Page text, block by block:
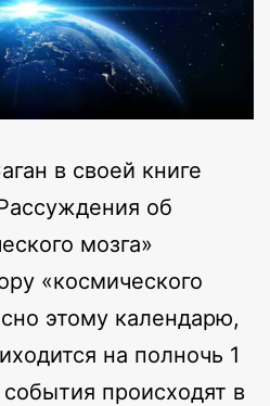
в своей книге
об
мозга»
«космического
этому календарю,
на полночь 1
происходят в